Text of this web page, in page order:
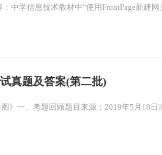
中学信息技术教材中“使用FrontPage新建网
真题及答案(第二批)
》一、考题回顾题目来源：2019年5月18日